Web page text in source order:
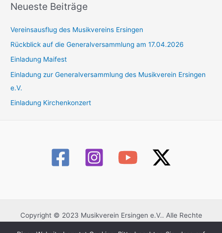
Neueste Beiträge
Vereinsausflug des Musikvereins Ersingen
Rückblick auf die Generalversammlung am 17.04.2026
Einladung Maifest
Einladung zur Generalversammlung des Musikverein Ersingen
e.V.
Einladung Kirchenkonzert
Copyright © 2023 Musikverein Ersingen e.V.. Alle Rechte